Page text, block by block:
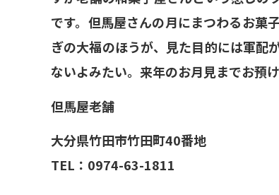
です。但馬屋さんの月にまつわるお菓
ぎの大福のほうが、見た目的には軍配
ないよみたい。来年のお月見までお預
但馬屋老舗
大分県竹田市竹田町40番地
TEL：0974-63-1811